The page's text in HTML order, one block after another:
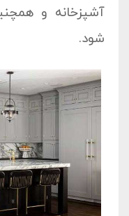
آشپزخانه و
شود.